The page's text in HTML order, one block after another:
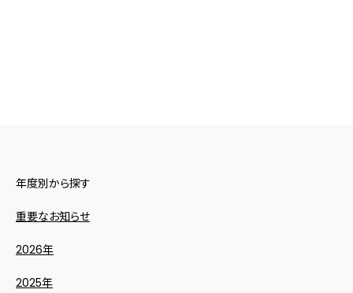
年度別から探す
重要なお知らせ
2026年
2025年